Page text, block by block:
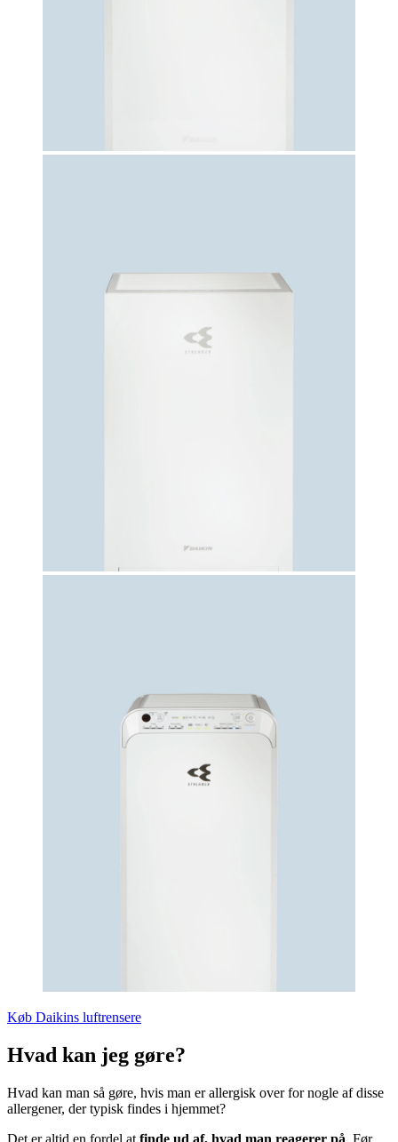
Køb Daikins luftrensere
Hvad kan jeg gøre?
Hvad kan man så gøre, hvis man er allergisk over for nogle af disse
allergener, der typisk findes i hjemmet?